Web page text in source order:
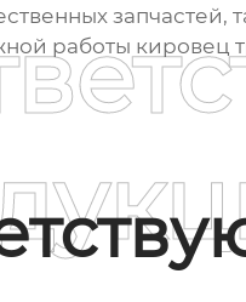
запчастей,
работы кировец